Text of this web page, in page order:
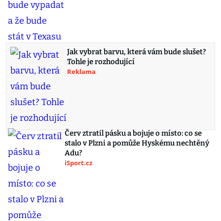
Jak vybrat barvu, která vám bude slušet?
Tohle je rozhodující
Reklama
Červ ztratil pásku a bojuje o místo: co se
stalo v Plzni a pomůže Hyskému nechtěný
Adu?
iSport.cz